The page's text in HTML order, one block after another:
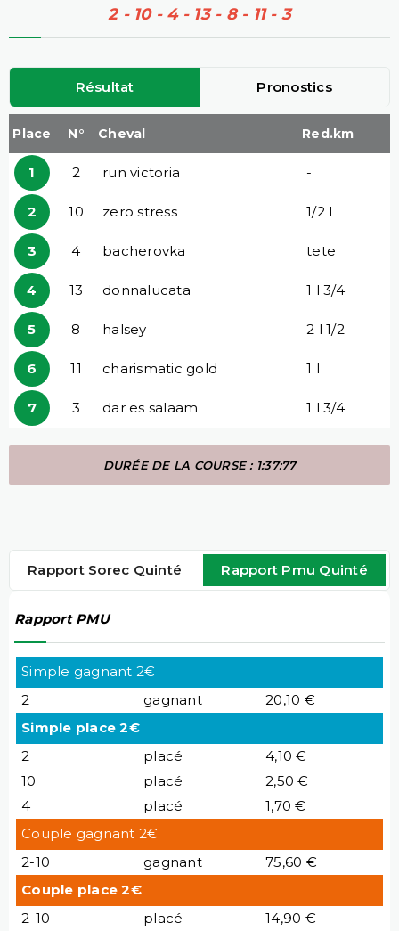
2 - 10 - 4 - 13 - 8 - 11 - 3
Résultat Pronostics
Place N° Cheval Red.km
1 2 run victoria -
2 10 zero stress 1/2 l
3 4 bacherovka tete
4 13 donnalucata 1 l 3/4
5 8 halsey 2 l 1/2
6 11 charismatic gold 1 l
7 3 dar es salaam 1 l 3/4
DURÉE DE LA COURSE : 1:37:77
Rapport Sorec Quinté Rapport Pmu Quinté
Rapport PMU
Simple gagnant 2€
2
gagnant
20,10 €
Simple place 2€
2
placé
4,10 €
10
placé
2,50 €
4
placé
1,70 €
Couple gagnant 2€
2-10
gagnant
75,60 €
Couple place 2€
2-10
placé 14,90 €